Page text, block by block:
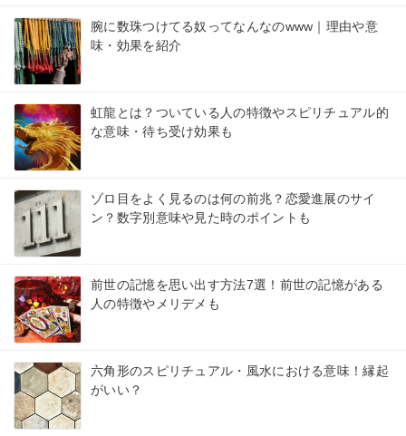
腕に数珠つけてる奴ってなんなのwww｜理由や意
味・効果を紹介
虹龍とは？ついている人の特徴やスピリチュアル的
な意味・待ち受け効果も
ゾロ目をよく見るのは何の前兆？恋愛進展のサイ
ン？数字別意味や見た時のポイントも
前世の記憶を思い出す方法7選！前世の記憶がある
人の特徴やメリデメも
六角形のスピリチュアル・風水における意味！縁起
がいい？